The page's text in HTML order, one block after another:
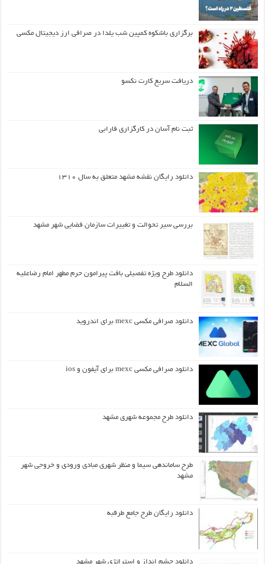
برگزاری باشکوه کمپین شب یلدا در صرافی ارز دیجیتال مکسی
دریافت سریع کارت نکسو
ثبت نام آسان در کارگزاری فارابی
دانلود رایگان نقشه مشهد متعلق به سال ۱۳۱۰
بررسی سیر تحوالت و تغییرات سازمان فضایی شهر مشهد
دانلود طرح ويژه تفصيلي بافت پيرامون حرم مطهر امام رضاعليه
السلام
دانلود صرافی مکسی mexc برای اندروید
دانلود صرافی مکسی mexc برای آیفون و ios
دانلود طرح مجموعه شهری مشهد
طرح ساماندهی سیما و منظر شهری مبادی ورودی و خروجی شهر
مشهد
دانلود رایگان طرح جامع طرقبه
دانلود چشم انداز و استراتژی شهر مشهد